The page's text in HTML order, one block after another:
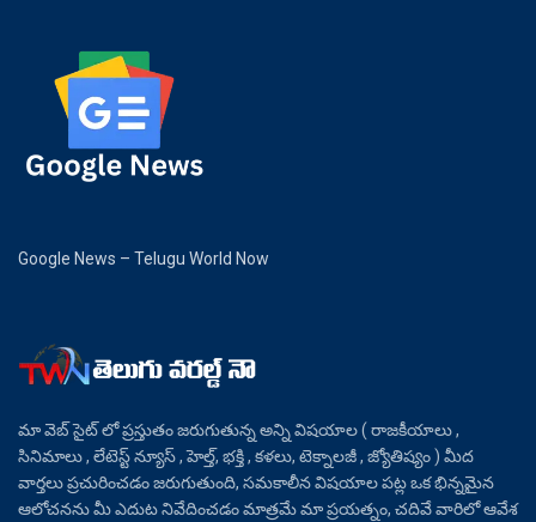
Google News – Telugu World Now
మా వెబ్ సైట్ లో ప్రస్తుతం జరుగుతున్న అన్ని విషయాల ( రాజకీయాలు ,
సినిమాలు , లేటెస్ట్ న్యూస్ , హెల్త్, భక్తి , కళలు, టెక్నాలజీ , జ్యోతిష్యం ) మీద
వార్తలు ప్రచురించడం జరుగుతుంది, సమకాలీన విషయాల పట్ల ఒక భిన్నమైన
ఆలోచనను మీ ఎదుట నివేదించడం మాత్రమే మా ప్రయత్నం, చదివే వారిలో ఆవేశ